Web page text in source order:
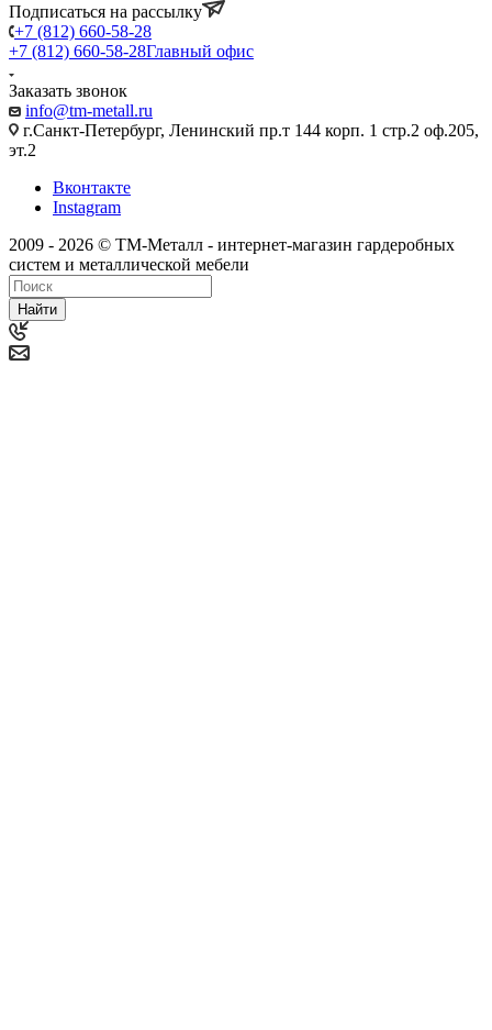
Подписаться на рассылку
+7 (812) 660-58-28
+7 (812) 660-58-28Главный офис
Заказать звонок
info@tm-metall.ru
г.Санкт-Петербург, Ленинский пр.т 144 корп. 1 стр.2 оф.205,
эт.2
Вконтакте
Instagram
2009 - 2026 © ТМ-Металл - интернет-магазин гардеробных
систем и металлической мебели
Найти